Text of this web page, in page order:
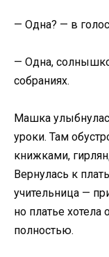
— Одна? — в
— Одна,
собраниях.
Машка
уроки. Там
книжками,
Вернулась к
учительница —
но платье
полностью.